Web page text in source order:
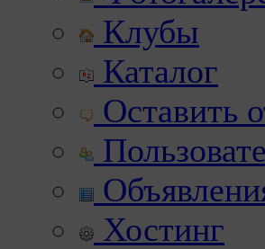
Клубы
Каталог
Оставить
Хостинг